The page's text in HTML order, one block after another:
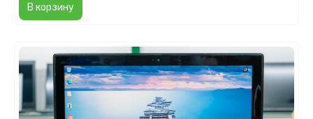
В корзину